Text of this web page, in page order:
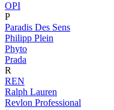
OPI
P
Paradis Des Sens
Philipp Plein
Phyto
Prada
R
REN
Ralph Lauren
Revlon Professional